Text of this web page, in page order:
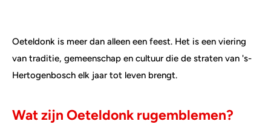
Oeteldonk is meer dan alleen een feest. Het is een viering
van traditie, gemeenschap en cultuur die de straten van 's-
Hertogenbosch elk jaar tot leven brengt.
Wat zijn Oeteldonk rugemblemen?